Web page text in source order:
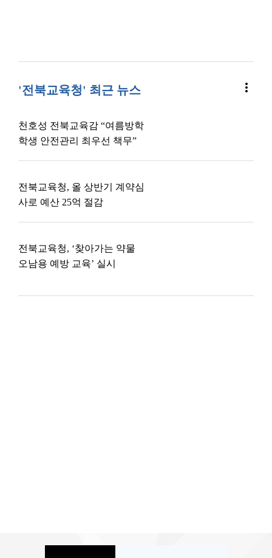
'전북교육청' 최근 뉴스 more_vert
천호성 전북교육감 “여름방학
학생 안전관리 최우선 책무”
전북교육청, 올 상반기 계약심
사로 예산 25억 절감
전북교육청, ‘찾아가는 약물
오남용 예방 교육’ 실시